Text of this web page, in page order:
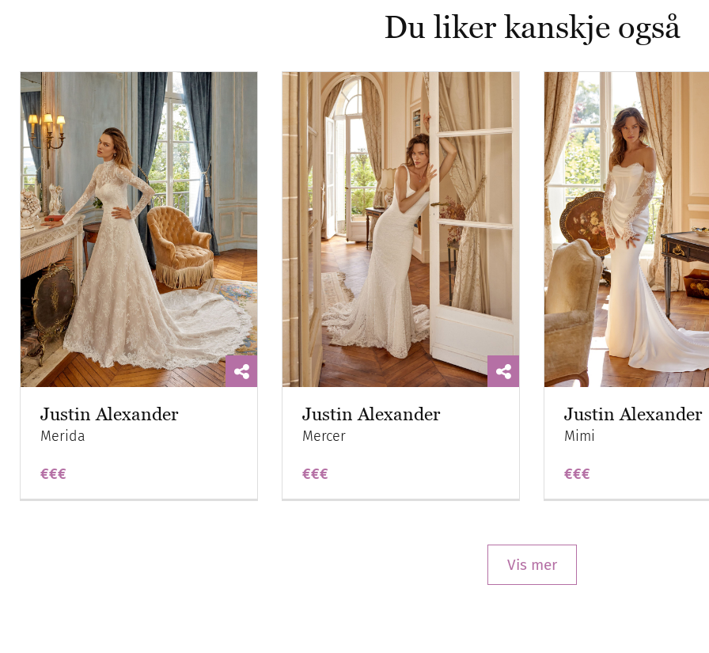
Du liker kanskje også
Justin Alexander
Merida
€€€
Justin Alexander
Mercer
€€€
Justin Alexander
Mimi
€€€
Vis mer